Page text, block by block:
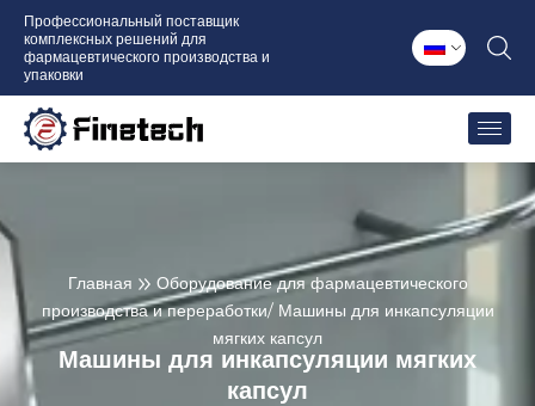
Перейти
содержимому
Профессиональный поставщик
комплексных решений для
фармацевтического производства и
упаковки
Главная
Оборудование для фармацевтического
производства и переработки/ Машины для инкапсуляции
мягких капсул
Машины для инкапсуляции мягких
капсул